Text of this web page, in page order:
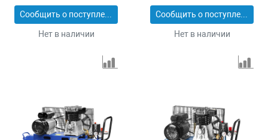
58011
Сообщить о поступлении
Нет в наличии
Сообщить о поступлении
Нет в наличии